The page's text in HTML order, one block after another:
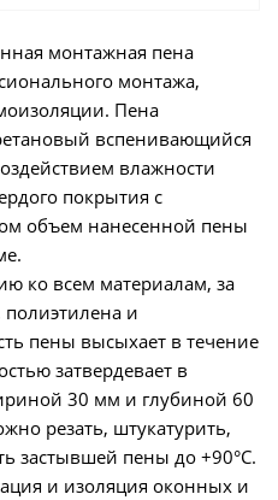
монтажная пена
монтажа,
Пена
вспенивающийся
влажности
покрытия с
объем нанесенной пены
ко всем материалам, за
и
пены высыхает в течение
затвердевает в
30 мм и глубиной 60
резать, штукатурить,
застывшей пены до +90°С.
и изоляция оконных и